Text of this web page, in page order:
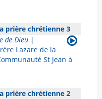
prière chrétienne 3
de Dieu |
Lazare de la
St Jean à
prière chrétienne 2